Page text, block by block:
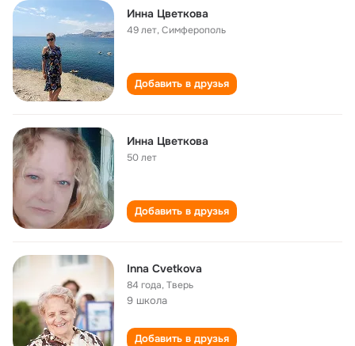
Инна Цветкова
49 лет,Симферополь
Добавить в друзья
Инна Цветкова
50 лет
Добавить в друзья
Inna Cvetkova
84 года,Тверь
9 школа
Добавить в друзья